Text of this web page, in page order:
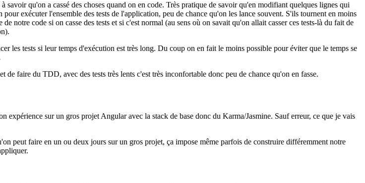
qu'on a cassé des choses quand on en code. Très pratique de savoir qu'en modifiant quelques lignes qui
exécuter l'ensemble des tests de l'application, peu de chance qu'on les lance souvent. S'ils tournent en moins
notre code si on casse des tests et si c'est normal (au sens où on savait qu'on allait casser ces tests-là du fait de
les tests si leur temps d'exécution est très long. Du coup on en fait le moins possible pour éviter que le temps se
faire du TDD, avec des tests très lents c'est très inconfortable donc peu de chance qu'on en fasse.
sur un gros projet Angular avec la stack de base donc du Karma/Jasmine. Sauf erreur, ce que je vais
peut faire en un ou deux jours sur un gros projet, ça impose même parfois de construire différemment notre